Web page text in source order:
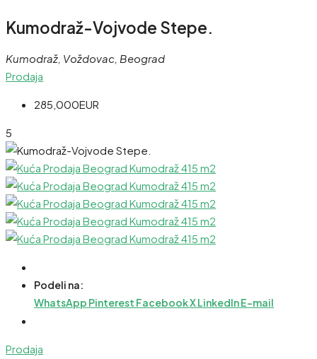
Kumodraž-Vojvode Stepe.
Kumodraž, Voždovac, Beograd
Prodaja
285,000EUR
5
Podeli na:
WhatsApp Pinterest FacebookXLinkedInE-mail
Prodaja